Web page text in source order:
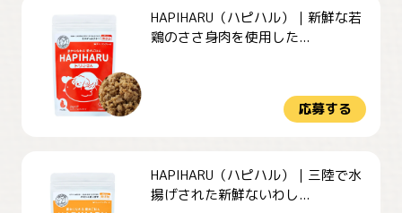
HAPIHARU（ハピハル）｜新鮮な若
鶏のささ身肉を使用した...
応募する
HAPIHARU（ハピハル）｜三陸で水
揚げされた新鮮ないわし...